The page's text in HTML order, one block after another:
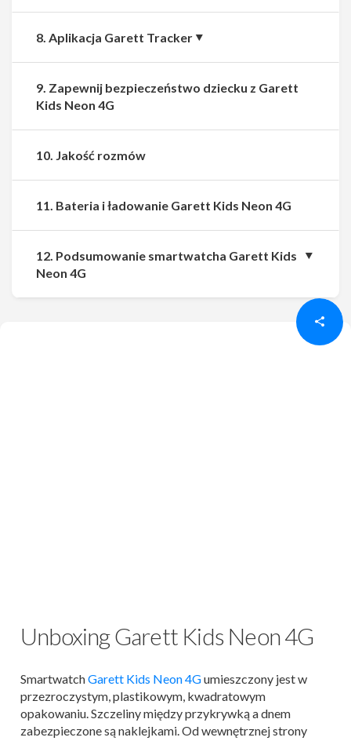
Unboxing Garett Kids Neon 4G
SmartwatchGarett Kids Neon 4Gumieszczony jest w
przezroczystym, plastikowym, kwadratowym
opakowaniu. Szczeliny między przykrywką a dnem
zabezpieczone są naklejkami. Od wewnętrznej strony
8. Aplikacja Garett Tracker
9. Zapewnij bezpieczeństwo dziecku z Garett
Kids Neon 4G
10. Jakość rozmów
11. Bateria i ładowanie Garett Kids Neon 4G
12. Podsumowanie smartwatcha Garett Kids
Neon 4G